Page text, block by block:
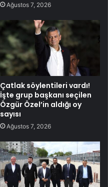
Ağustos 7, 2026
Çatlak söylentileri vardı!
İşte grup başkanı seçilen
Özgür Özel’in aldığı oy
sayısı
Ağustos 7, 2026